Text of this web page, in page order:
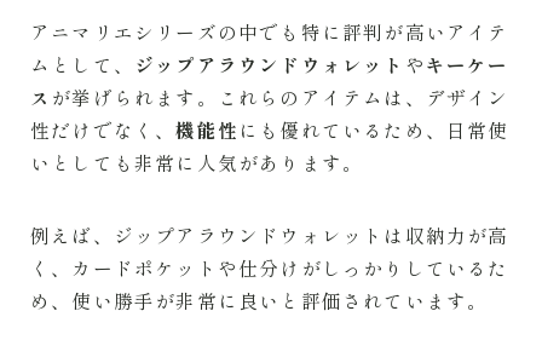
アニマリエシリーズの中でも特に評判が高いアイテ
ムとして、 ジップアラウンドウォレット やキーケー
ス が挙げられます。これらのアイテムは、デザイン
性だけでなく、機能性 にも優れているため、日常使
いとしても非常に人気があります。
例えば、ジップアラウンドウォレットは収納力が高
く、カードポケットや仕分けがしっかりしているた
め、使い勝手が非常に良いと評価されています。